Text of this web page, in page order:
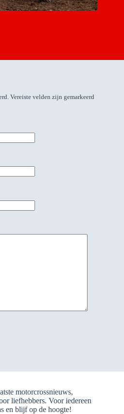
Vereiste velden zijn gemarkeerd
motorcrossnieuws,
liefhebbers. Voor iedereen
en blijf op de hoogte!